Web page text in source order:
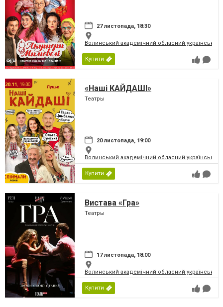
27 листопада, 18:30
Волинський академічний обласний
Купити
«Наші КАЙДАШІ»
Театры
20 листопада, 19:00
Волинський академічний обласний
Купити
Вистава «Гра»
Театры
17 листопада, 18:00
Волинський академічний обласний
Купити